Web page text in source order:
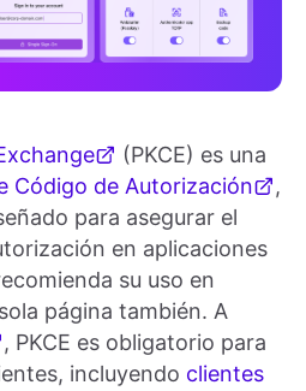
(PKCE) es una
Código de Autorización
,
para asegurar el
en aplicaciones
su uso en
página también. A
, PKCE es obligatorio para
incluyendo clientes